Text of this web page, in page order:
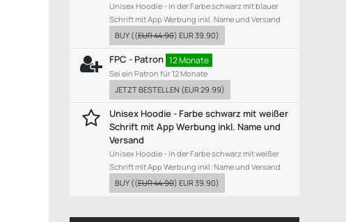
Unisex Hoodie - in der Farbe schwarz mit blauer
Schrift mit App Werbung inkl. Name und Versand
BUY ((EUR 44.90) EUR 39.90)
FPC - Patron 12 Monate
Sei ein Patron für 12 Monate
JETZT BESTELLEN (EUR 29.99)
Unisex Hoodie - Farbe schwarz mit weißer
Schrift mit App Werbung inkl. Name und
Versand
Unisex Hoodie - in der Farbe schwarz mit weißer
Schrift mit App Werbung inkl. Name und Versand
BUY ((EUR 44.90) EUR 39.90)